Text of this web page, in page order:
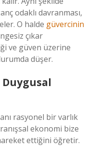
odaklı davranması,
O halde güvercinin
çıkar
ve güven üzerine
düşer.
rasyonel bir varlık
ekonomi bize
ettiğini öğretir.